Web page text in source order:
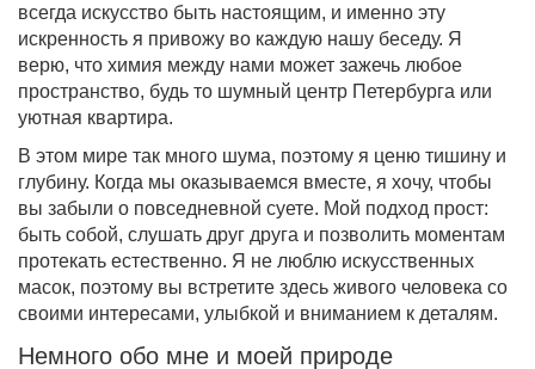
всегда искусство быть настоящим, и именно эту
искренность я привожу во каждую нашу беседу. Я
верю, что химия между нами может зажечь любое
пространство, будь то шумный центр Петербурга или
уютная квартира.
В этом мире так много шума, поэтому я ценю тишину и
глубину. Когда мы оказываемся вместе, я хочу, чтобы
вы забыли о повседневной суете. Мой подход прост:
быть собой, слушать друг друга и позволить моментам
протекать естественно. Я не люблю искусственных
масок, поэтому вы встретите здесь живого человека со
своими интересами, улыбкой и вниманием к деталям.
Немного обо мне и моей природе